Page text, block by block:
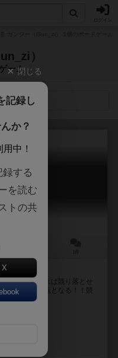
）
ーム
ー
エ
パワーなり。
値付けをすれば競り落とせ
まマイナス点となる！！競
競り合い、...
閉じる
記録し
か？
中！
する
を読む
トの共
X